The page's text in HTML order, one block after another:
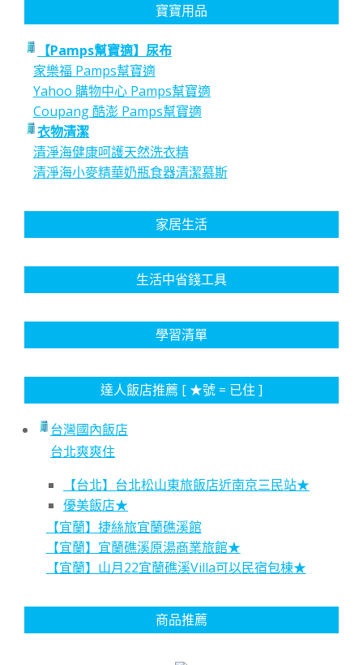
寶寶用品
【Pamps幫寶適】尿布
家樂福 Pamps幫寶適
Yahoo 購物中心 Pamps幫寶適
Coupang 酷澎 Pamps幫寶適
衣物清潔
清淨海健康呵護天然洗衣精
清淨海小麥精華奶瓶食器清潔慕斯
家居生活
生活中省錢工具
學習清單
達人飯店推薦 [ ★號 = 已住 ]
台灣國內飯店
台北爽爽住
【台北】台北松山東旅飯店近南京三民站★
優美飯店★
【宜蘭】捷絲旅宜蘭礁溪館
【宜蘭】宜蘭礁溪原湯商業旅館★
【宜蘭】山月22宜蘭礁溪Villa可以民宿包棟★
商品推薦